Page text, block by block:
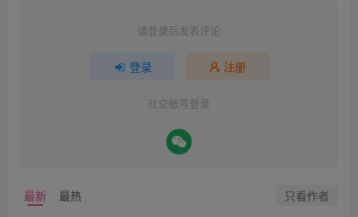
请登录后发表评论
登录 注册
社交账号登录
最新 最热 只看作者